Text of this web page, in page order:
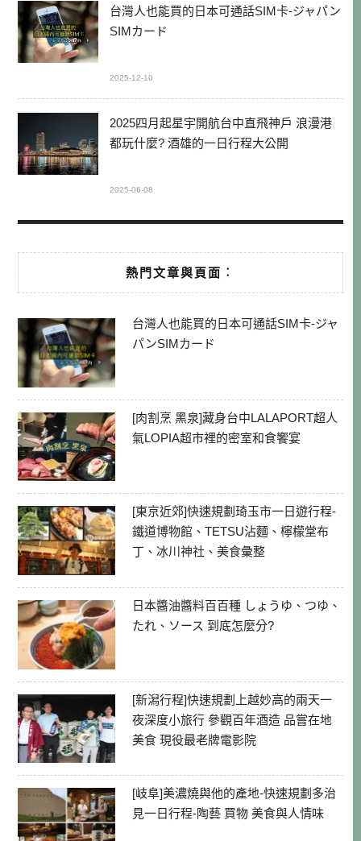
台灣人也能買的日本可通話SIM卡-ジャパン
SIMカード
2025-12-10
2025四月起星宇開航台中直飛神戶 浪漫港
都玩什麼? 酒雄的一日行程大公開
2025-06-08
熱門文章與頁面︰
台灣人也能買的日本可通話SIM卡-ジャ
パンSIMカード
[肉割烹 黑泉]藏身台中LALAPORT超人
氣LOPIA超市裡的密室和食饗宴
[東京近郊]快速規劃琦玉市一日遊行程-
鐵道博物館、TETSU沾麵、檸檬堂布
丁、冰川神社、美食彙整
日本醬油醬料百百種 しょうゆ、つゆ、
たれ、ソース 到底怎麼分?
[新潟行程]快速規劃上越妙高的兩天一
夜深度小旅行 參觀百年酒造 品嘗在地
美食 現役最老牌電影院
[岐阜]美濃燒與他的產地-快速規劃多治
見一日行程-陶藝 買物 美食與人情味